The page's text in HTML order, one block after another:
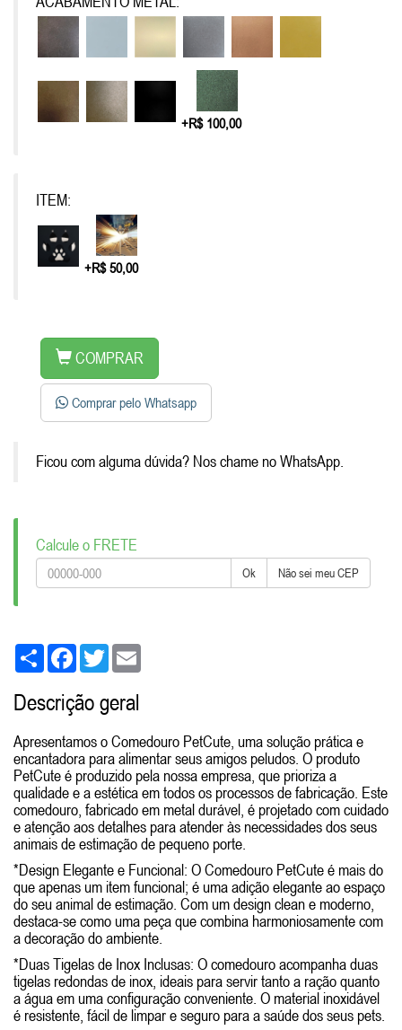
+R$ 100,00
ITEM:
+R$ 50,00
COMPRAR
Comprar pelo Whatsapp
Ficou com alguma dúvida? Nos chame no WhatsApp.
Calcule o FRETE
Ok Não sei meu CEP
Share FacebookTwitter
Descrição geral
Apresentamos o Comedouro PetCute, uma solução prática e
encantadora para alimentar seus amigos peludos. O produto
PetCute é produzido pela nossa empresa, que prioriza a
qualidade e a estética em todos os processos de fabricação. Este
comedouro, fabricado em metal durável, é projetado com cuidado
e atenção aos detalhes para atender às necessidades dos seus
animais de estimação de pequeno porte.
*Design Elegante e Funcional: O Comedouro PetCute é mais do
que apenas um item funcional; é uma adição elegante ao espaço
do seu animal de estimação. Com um design clean e moderno,
destaca-se como uma peça que combina harmoniosamente com
a decoração do ambiente.
*Duas Tigelas de Inox Inclusas: O comedouro acompanha duas
tigelas redondas de inox, ideais para servir tanto a ração quanto
a água em uma configuração conveniente. O material inoxidável
é resistente, fácil de limpar e seguro para a saúde dos seus pets.